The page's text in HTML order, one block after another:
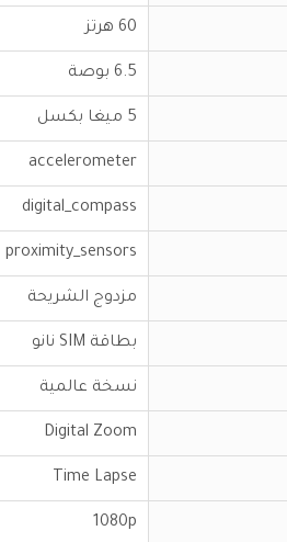
60 هرتز
6.5 بوصة
5 ميغا بكسل
accelerometer
digital_compass
proximity_sensors
مزدوج الشريحة
بطاقة SIM نانو
نسخة عالمية
Digital Zoom
Time Lapse
1080p